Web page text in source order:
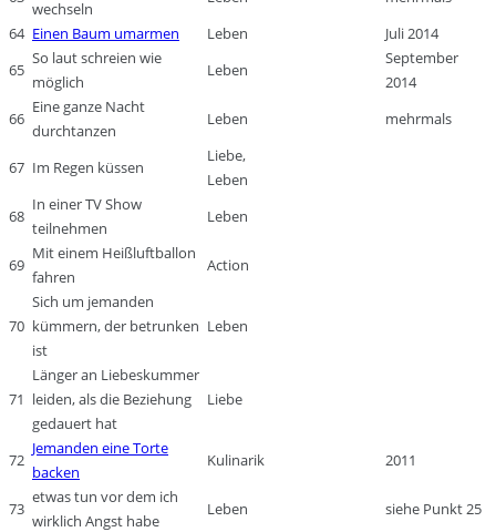
wechseln
64 Einen Baum umarmen Leben
Juli 2014
65
So laut schreien wie
möglich
Leben
September
2014
66
Eine ganze Nacht
durchtanzen
Leben mehrmals
67 Im Regen küssen
Liebe,
Leben
68
In einer TV Show
teilnehmen
Leben
69
Mit einem Heißluftballon
fahren
Action
70
Sich um jemanden
kümmern, der betrunken
ist
Leben
71
Länger an Liebeskummer
leiden, als die Beziehung
gedauert hat
Liebe
72
Jemanden eine Torte
backen
Kulinarik 2011
73
etwas tun vor dem ich
wirklich Angst habe
Leben siehe Punkt 25